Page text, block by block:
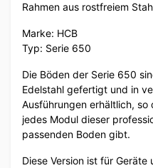
Rahmen aus rostfreiem
Marke: HCB
Typ: Serie 650
Die Böden der Serie 650
Edelstahl gefertigt und in
Ausführungen erhältlich, so
jedes Modul dieser
passenden Boden gibt.
Diese Version ist für